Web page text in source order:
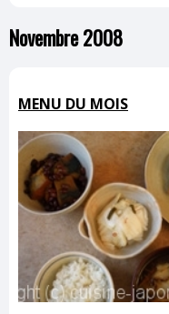
Novembre 2008
MENU DU MOIS